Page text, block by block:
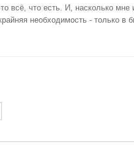
всё, что есть. И, насколько мне
необходимость - только в